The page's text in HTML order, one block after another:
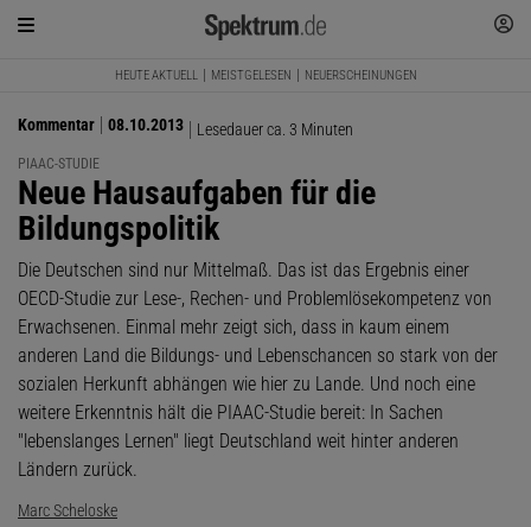
HEUTE AKTUELL MEISTGELESEN NEUERSCHEINUNGEN
Kommentar 08.10.2013 Lesedauer ca. 3 Minuten
PIAAC-STUDIE
:
Neue Hausaufgaben für die
Bildungspolitik
Die Deutschen sind nur Mittelmaß. Das ist das Ergebnis einer
OECD-Studie zur Lese-, Rechen- und Problemlösekompetenz von
Erwachsenen. Einmal mehr zeigt sich, dass in kaum einem
anderen Land die Bildungs- und Lebenschancen so stark von der
sozialen Herkunft abhängen wie hier zu Lande. Und noch eine
weitere Erkenntnis hält die PIAAC-Studie bereit: In Sachen
"lebenslanges Lernen" liegt Deutschland weit hinter anderen
Ländern zurück.
Marc Scheloske